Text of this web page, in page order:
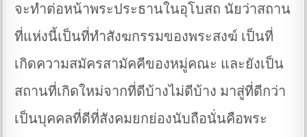
จะทำต่อหน้าพระประธานในอุโบสถ นัยว่าสถาน
ที่แห่งนี้เป็นที่ทำสังฆกรรมของพระสงฆ์ เป็นที่
เกิดความสมัครสามัคคีของหมู่คณะ และยังเป็น
สถานที่เกิดใหม่จากที่ดีบ้างไม่ดีบ้าง มาสู่ที่ดีกว่า
เป็นบุคคลที่ดีที่สังคมยกย่องนับถือนั่นคือพระ